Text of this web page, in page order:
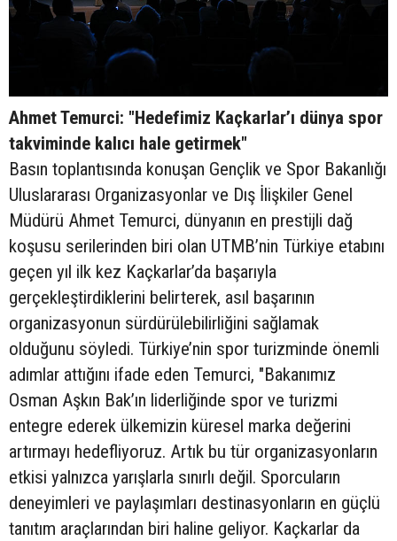
Ahmet Temurci: "Hedefimiz Kaçkarlar’ı dünya spor
takviminde kalıcı hale getirmek"
Basın toplantısında konuşan Gençlik ve Spor Bakanlığı
Uluslararası Organizasyonlar ve Dış İlişkiler Genel
Müdürü Ahmet Temurci, dünyanın en prestijli dağ
koşusu serilerinden biri olan UTMB’nin Türkiye etabını
geçen yıl ilk kez Kaçkarlar’da başarıyla
gerçekleştirdiklerini belirterek, asıl başarının
organizasyonun sürdürülebilirliğini sağlamak
olduğunu söyledi. Türkiye’nin spor turizminde önemli
adımlar attığını ifade eden Temurci, "Bakanımız
Osman Aşkın Bak’ın liderliğinde spor ve turizmi
entegre ederek ülkemizin küresel marka değerini
artırmayı hedefliyoruz. Artık bu tür organizasyonların
etkisi yalnızca yarışlarla sınırlı değil. Sporcuların
deneyimleri ve paylaşımları destinasyonların en güçlü
tanıtım araçlarından biri haline geliyor. Kaçkarlar da